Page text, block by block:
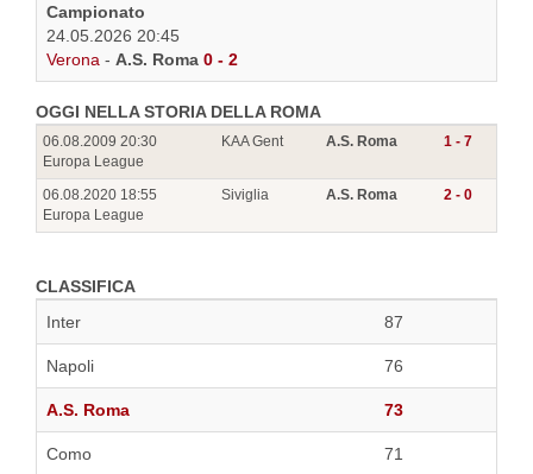
Campionato
24.05.2026 20:45
Verona - A.S. Roma 0 - 2
OGGI NELLA STORIA DELLA ROMA
06.08.2009 20:30
Europa League
KAA Gent A.S. Roma 1 - 7
06.08.2020 18:55
Europa League
Siviglia A.S. Roma 2 - 0
CLASSIFICA
Inter
87
Napoli 76
A.S. Roma 73
Como 71